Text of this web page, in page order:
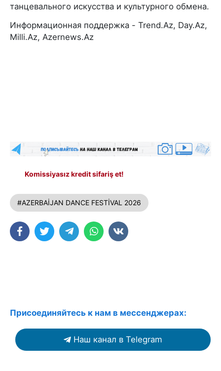
танцевального искусства и культурного обмена.
Информационная поддержка - Trend.Az, Day.Az,
Milli.Az, Azernews.Az
Komissiyasız kredit sifariş et!
#AZERBAİJAN DANCE FESTİVAL 2026
Присоединяйтесь к нам в мессенджерах:
Наш канал в Telegram